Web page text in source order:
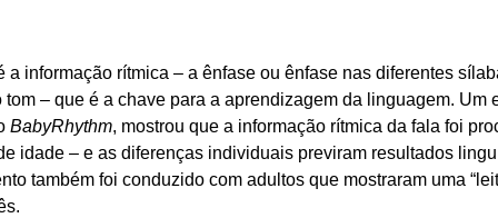
a informação rítmica – a ênfase ou ênfase nas diferentes
– que é a chave para a aprendizagem da linguagem. Um
BabyRhythm, mostrou que a informação rítmica da fala foi
idade – e as diferenças individuais previram resultados
também foi conduzido com adultos que mostraram uma